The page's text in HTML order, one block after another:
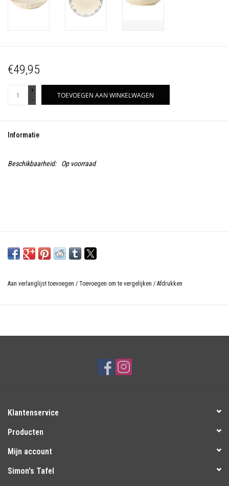
€49,95
+
-
TOEVOEGEN AAN WINKELWAGEN
Informatie
Beschikbaarheid: Op voorraad
Aan verlanglijst toevoegen / Toevoegen om te vergelijken / Afdrukken
Klantenservice
Producten
Mijn account
Simon's Tafel